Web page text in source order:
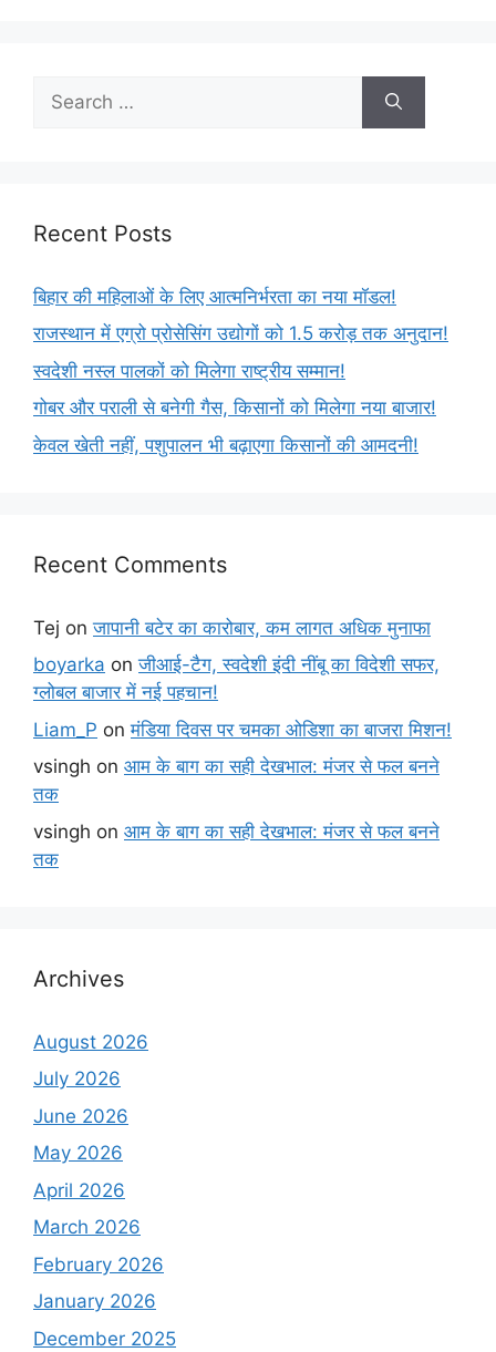
Recent Posts
बिहार की महिलाओं के लिए आत्मनिर्भरता का नया मॉडल!
राजस्थान में एग्रो प्रोसेसिंग उद्योगों को 1.5 करोड़ तक अनुदान!
स्वदेशी नस्ल पालकों को मिलेगा राष्ट्रीय सम्मान!
गोबर और पराली से बनेगी गैस, किसानों को मिलेगा नया बाजार!
केवल खेती नहीं, पशुपालन भी बढ़ाएगा किसानों की आमदनी!
Recent Comments
Tej onजापानी बटेर का कारोबार, कम लागत अधिक मुनाफा
boyarka onजीआई-टैग, स्वदेशी इंदी नींबू का विदेशी सफर,
ग्लोबल बाजार में नई पहचान!
Liam_P onमंडिया दिवस पर चमका ओडिशा का बाजरा मिशन!
vsingh on आम के बाग का सही देखभाल: मंजर से फल बनने
तक
vsingh on आम के बाग का सही देखभाल: मंजर से फल बनने
तक
Archives
August 2026
July 2026
June 2026
May 2026
April 2026
March 2026
February 2026
January 2026
December 2025